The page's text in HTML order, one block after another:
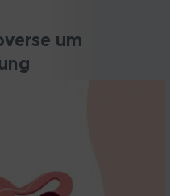
um